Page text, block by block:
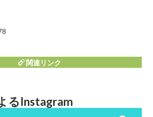
関連リンク
るInstagram